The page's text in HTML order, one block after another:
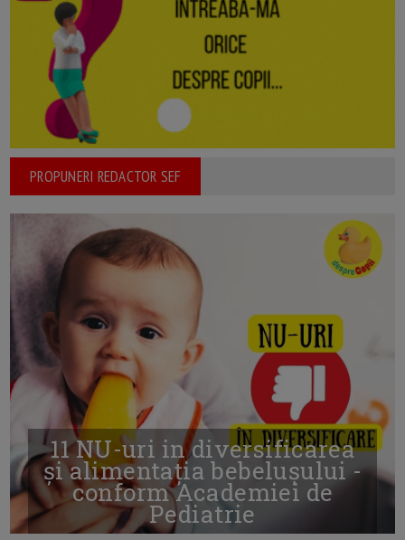
PROPUNERI REDACTOR SEF
11 NU-uri in diversificarea
și alimentația bebelușului -
conform Academiei de
Pediatrie